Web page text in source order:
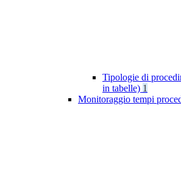
Tipologie di
in tabelle) 1
Monitoraggio tempi